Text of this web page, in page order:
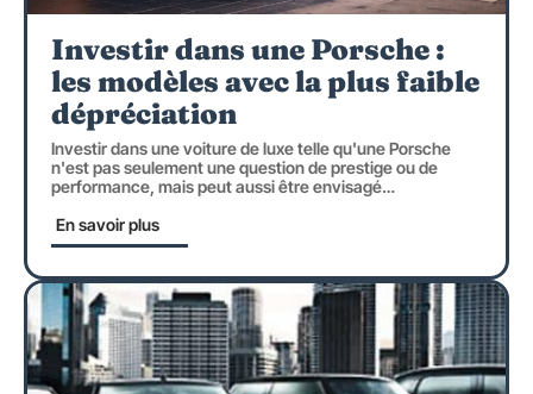
Investir dans une Porsche :
les modèles avec la plus faible
dépréciation
Investir dans une voiture de luxe telle qu'une Porsche
n'est pas seulement une question de prestige ou de
performance, mais peut aussi être envisagé…
En savoir plus